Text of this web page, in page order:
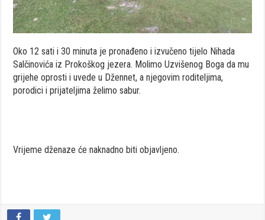
Oko 12 sati i 30 minuta je pronađeno i izvučeno tijelo Nihada
Salčinovića iz Prokoškog jezera. Molimo Uzvišenog Boga da mu
grijehe oprosti i uvede u Džennet, a njegovim roditeljima,
porodici i prijateljima želimo sabur.
Vrijeme dženaze će naknadno biti objavljeno.